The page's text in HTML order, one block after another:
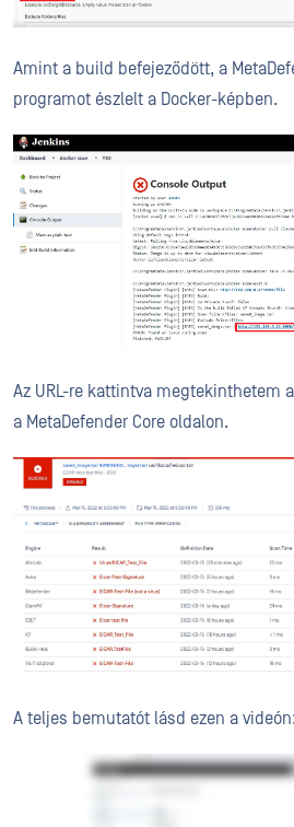
Amint a build befejeződött, a
programot észlelt a Docker-képben.
Az URL-re kattintva megtekinthetem
a MetaDefender Core oldalon.
A teljes bemutatót lásd ezen a videón: